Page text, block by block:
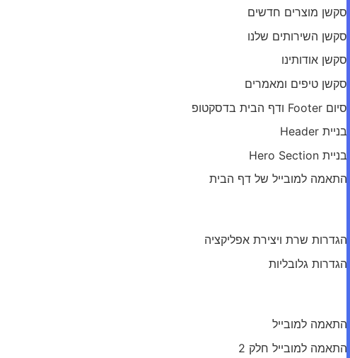
סקשן מוצרים חדשים
סקשן השירותים שלנו
סקשן אודותינו
סקשן טיפים ומאמרים
סיום Footer ודף הבית בדסקטופ
בניית Header
בניית Hero Section
התאמה למובייל של דף הבית
הגדרות שרת ויצירת אפליקציה
הגדרות גלובליות
התאמה למובייל
התאמה למובייל חלק 2